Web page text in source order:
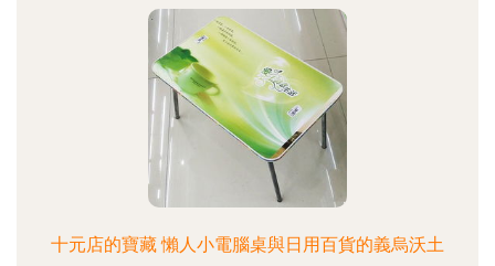
十元店的寶藏 懶人小電腦桌與日用百貨的義烏沃土